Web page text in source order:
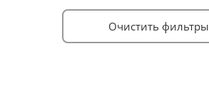
Очистить фильтры